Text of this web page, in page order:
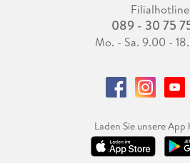
Filialhotline
089 - 30 75
Mo. - Sa. 9.00 -
Laden Sie unsere App